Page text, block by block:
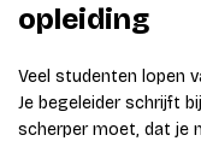
opleiding
Veel studenten lopen
Je begeleider schrijft
scherper moet, dat je